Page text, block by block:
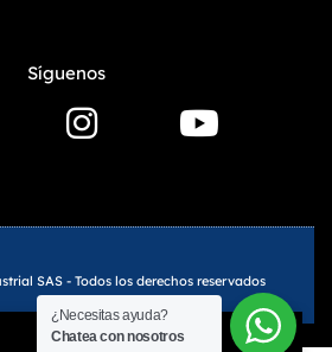
Síguenos
SAS - Todos los derechos reservados
¿Necesitas ayuda?
Chatea con nosotros